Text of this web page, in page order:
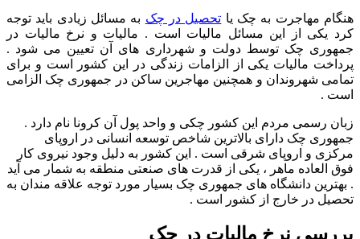
هنگام مهاجرت به چک یا تحصیل در چک به مسائل زیادی باید توجه
کرد یکی از این مسائل مالیات است . مالیات و نرخ مالیات در
جمهوری چک توسط دولت و شهرداری های آن تعیین می شود .
پرداخت مالیات یکی از الزامات زندگی در این کشور است و برای
تمامی شهروندان و همچنین مهاجرین ساکن در جمهوری چک الزامی
است .
زبان رسمی مردم این کشور چکی و واحد پول آن کرونا نام دارد .
جمهوری چک دارای بالاترین شاخص توسعه انسانی در اروپای
مرکزی و اروپای شرقی است . این کشور به دلیل وجود نیروی کار
فوق العاده ماهر ، یکی از قدرت های صنعتی منطقه به شمار می آید
. بهترین دانشگاه های جمهوری چک بسیار مورد توجه علاقه مندان به
تحصیل در خارج از کشور است .
بررسی نرخ مالیات در چک